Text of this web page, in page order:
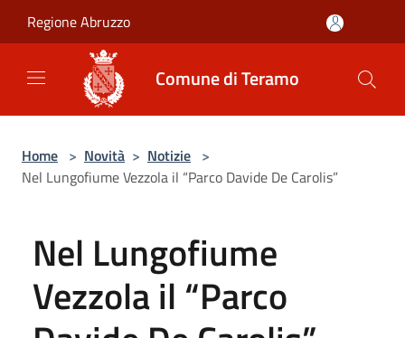
Regione Abruzzo
Comune di Teramo
Home > Novità > Notizie >
Nel Lungofiume Vezzola il “Parco Davide De Carolis”
Nel Lungofiume
Vezzola il “Parco